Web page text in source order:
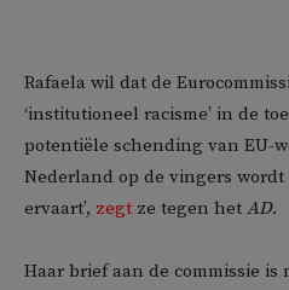
Rafaela wil dat de
‘institutioneel racisme’ in de
potentiële schending van EU-
Nederland op de vingers
ervaart’, zegt ze tegen het AD.
Haar brief aan de commissie is